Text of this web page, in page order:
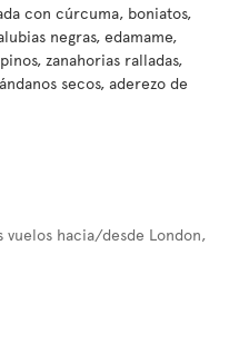
con cúrcuma, boniatos,
negras, edamame,
zanahorias ralladas,
secos, aderezo de
vuelos hacia/desde London,